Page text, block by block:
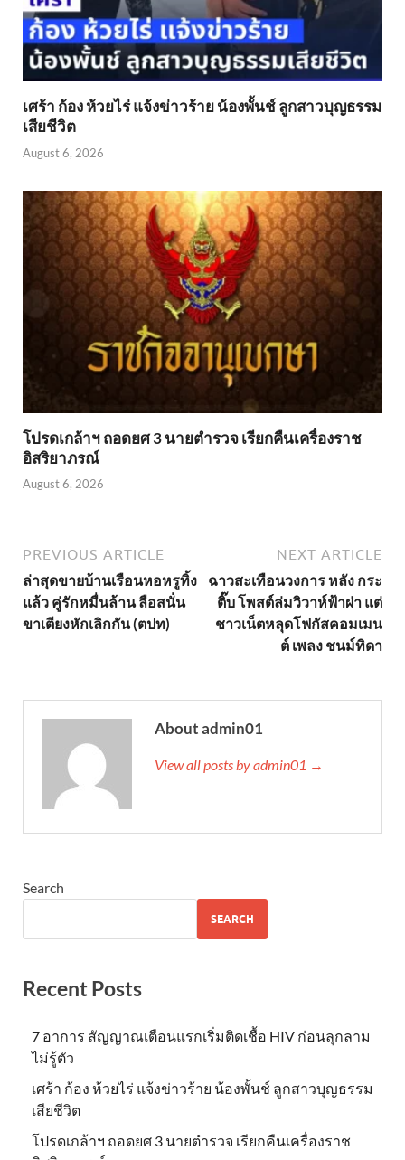
เศร้า ก้อง ห้วยไร่ แจ้งข่าวร้าย น้องพั้นช์ ลูกสาวบุญธรรม
เสียชีวิต
August 6, 2026
โปรดเกล้าฯ ถอดยศ 3 นายตำรวจ เรียกคืนเครื่องราช
อิสริยาภรณ์
August 6, 2026
PREVIOUS ARTICLE
ล่าสุดขายบ้านเรือนหอหรูทิ้ง
แล้ว คู่รักหมื่นล้าน ลือสนั่น
ขาเตียงหักเลิกกัน (ตปท)
NEXT ARTICLE
ฉาวสะเทือนวงการ หลัง กระ
ติ๊บ โพสต์ล่มวิวาห์ฟ้าผ่า แต่
ชาวเน็ตหลุดโฟกัสคอมเมน
ต์ เพลง ชนม์ทิดา
About admin01
View all posts by admin01 →
Search
SEARCH
Recent Posts
7 อาการ สัญญาณเตือนแรกเริ่มติดเชื้อ HIV ก่อนลุกลาม
ไม่รู้ตัว
เศร้า ก้อง ห้วยไร่ แจ้งข่าวร้าย น้องพั้นช์ ลูกสาวบุญธรรม
เสียชีวิต
โปรดเกล้าฯ ถอดยศ 3 นายตำรวจ เรียกคืนเครื่องราช